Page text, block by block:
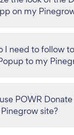
on my
I need to follow
to my
POWR
site?